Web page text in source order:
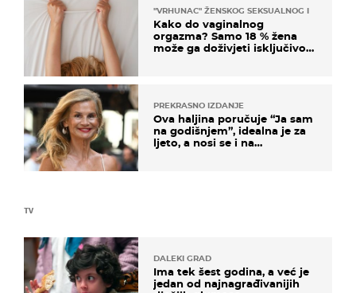
TV
DALEKI GRAD
Ima tek šest godina, a već je
jedan od najnagrađivanijih
"VRHUNAC" ŽENSKOG SEKSUALNOG ISKUSTVA
Kako do vaginalnog
orgazma? Samo 18 % žena
može ga doživjeti isključivo
PREKRASNO IZDANJE
Ova haljina poručuje “Ja sam
na godišnjem”, idealna je za
ljeto, a nosi se i na